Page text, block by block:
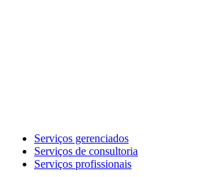
Serviços gerenciados
Serviços de consultoria
Serviços profissionais